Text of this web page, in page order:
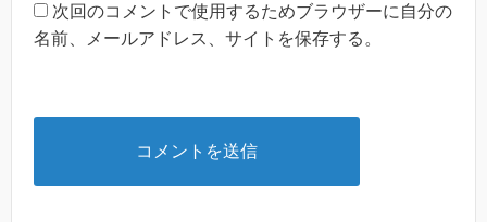
次回のコメントで使用するためブラウザーに自分の
名前、メールアドレス、サイトを保存する。